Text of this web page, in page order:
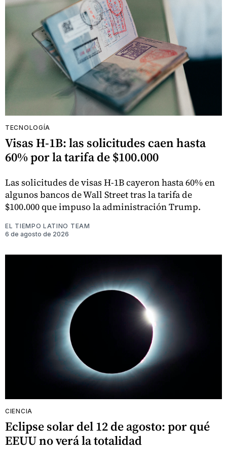
TECNOLOGÍA
Visas H-1B: las solicitudes caen hasta
60% por la tarifa de $100.000
Las solicitudes de visas H-1B cayeron hasta 60% en
algunos bancos de Wall Street tras la tarifa de
$100.000 que impuso la administración Trump.
EL TIEMPO LATINO TEAM
6 de agosto de 2026
CIENCIA
Eclipse solar del 12 de agosto: por qué
EEUU no verá la totalidad